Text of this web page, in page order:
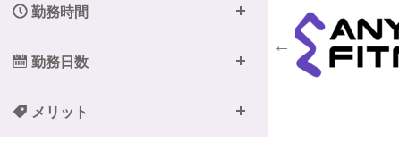
勤務時間
勤務日数
メリット